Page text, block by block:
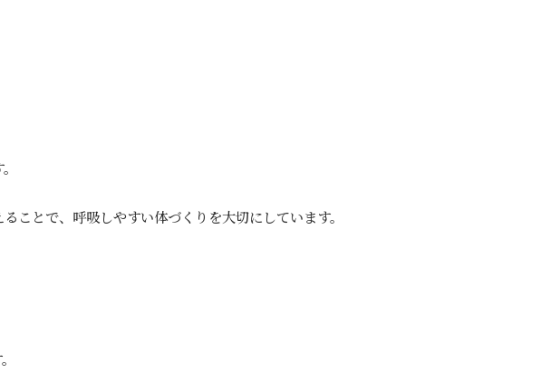
ことで、呼吸しやすい体づくりを大切にしています。